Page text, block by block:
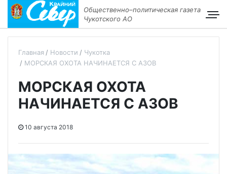
Общественно–политическая газета
Чукотского АО
Главная Новости
Чукотка
МОРСКАЯ ОХОТА НАЧИНАЕТСЯ С АЗОВ
МОРСКАЯ ОХОТА
НАЧИНАЕТСЯ С АЗОВ
10 августа 2018